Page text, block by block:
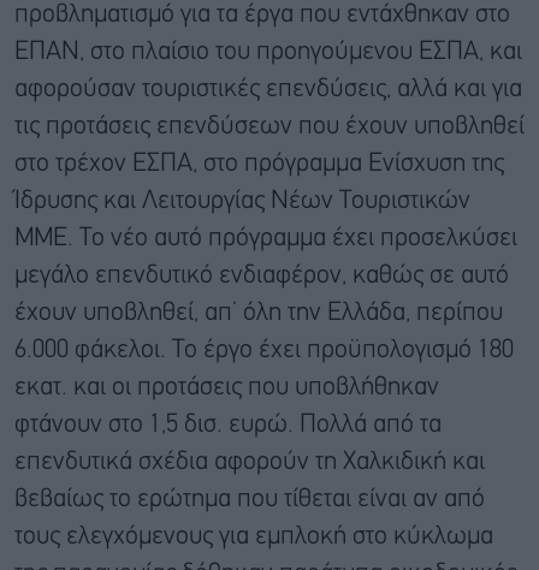
προβληματισμό για τα έργα που εντάχθηκαν στο
ΕΠΑΝ, στο πλαίσιο του προηγούμενου ΕΣΠΑ, και
αφορούσαν τουριστικές επενδύσεις, αλλά και για
τις προτάσεις επενδύσεων που έχουν υποβληθεί
στο τρέχον ΕΣΠΑ, στο πρόγραμμα Ενίσχυση της
Ίδρυσης και Λειτουργίας Νέων Τουριστικών
ΜΜΕ. Το νέο αυτό πρόγραμμα έχει προσελκύσει
μεγάλο επενδυτικό ενδιαφέρον, καθώς σε αυτό
έχουν υποβληθεί, απ’ όλη την Ελλάδα, περίπου
6.000 φάκελοι. Το έργο έχει προϋπολογισμό 180
εκατ. και οι προτάσεις που υποβλήθηκαν
φτάνουν στο 1,5 δισ. ευρώ. Πολλά από τα
επενδυτικά σχέδια αφορούν τη Χαλκιδική και
βεβαίως το ερώτημα που τίθεται είναι αν από
τους ελεγχόμενους για εμπλοκή στο κύκλωμα